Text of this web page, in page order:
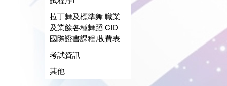
拉丁舞及標準舞 職業
及業餘各種舞蹈 CID
國際證書課程,收費表
考試資訊
其他